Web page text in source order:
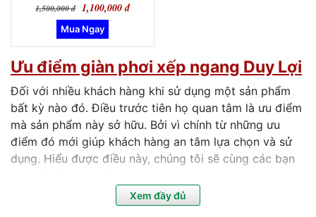
1 vài giàn phơi đồ xếp gọn Duy Lợi
1,500,000 đ 1,100,000 đ
Ưu điểm giàn phơi xếp ngang Duy Lợi
Đối với nhiều khách hàng khi sử dụng một sản phẩm
bất kỳ nào đó. Điều trước tiên họ quan tâm là ưu điểm
mà sản phẩm này sở hữu. Bởi vì chính từ những ưu
điểm đó mới giúp khách hàng an tâm lựa chọn và sử
dụng. Hiểu được điều này, chúng tôi sẽ cùng các bạn
phơi đồ gấp gọn Duy Lợiđể biết được vì sao sản phẩm
này lại được lòng người dùng đến vậy.
Xem đầy đủ